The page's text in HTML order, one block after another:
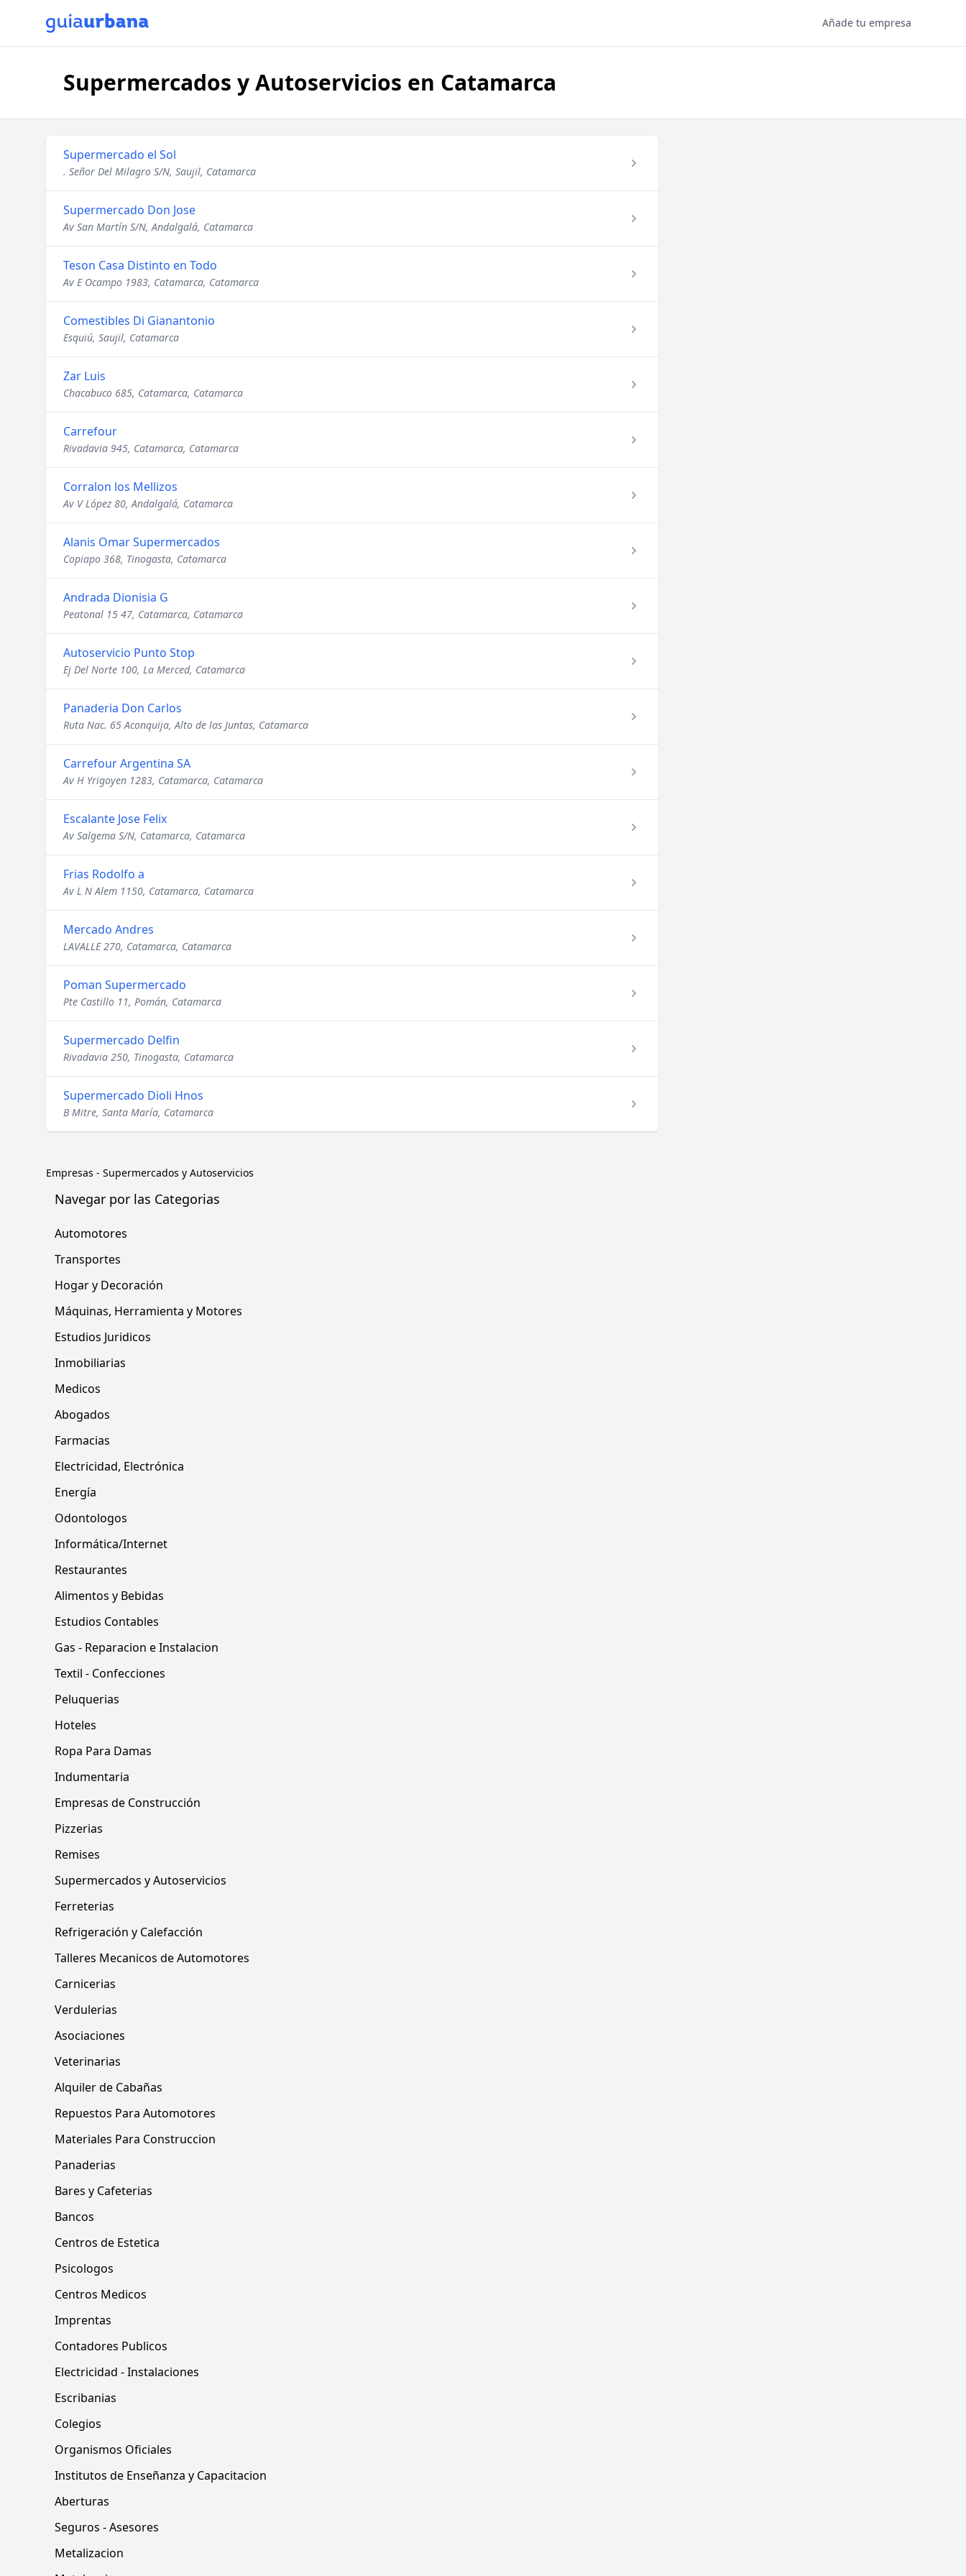
Añade tu empresa
Supermercados y Autoservicios en Catamarca
Supermercado el Sol
. Señor Del Milagro S/N, Saujil, Catamarca
Supermercado Don Jose
Av San Martín S/N, Andalgalá, Catamarca
Teson Casa Distinto en Todo
Av E Ocampo 1983, Catamarca, Catamarca
Comestibles Di Gianantonio
Esquiú, Saujil, Catamarca
Zar Luis
Chacabuco 685, Catamarca, Catamarca
Carrefour
Rivadavia 945, Catamarca, Catamarca
Corralon los Mellizos
Av V López 80, Andalgalá, Catamarca
Alanis Omar Supermercados
Copiapo 368, Tinogasta, Catamarca
Andrada Dionisia G
Peatonal 15 47, Catamarca, Catamarca
Autoservicio Punto Stop
Ej Del Norte 100, La Merced, Catamarca
Panaderia Don Carlos
Ruta Nac. 65 Aconquija, Alto de las Juntas, Catamarca
Carrefour Argentina SA
Av H Yrigoyen 1283, Catamarca, Catamarca
Escalante Jose Felix
Av Salgema S/N, Catamarca, Catamarca
Frias Rodolfo a
Av L N Alem 1150, Catamarca, Catamarca
Mercado Andres
LAVALLE 270, Catamarca, Catamarca
Poman Supermercado
Pte Castillo 11, Pomán, Catamarca
Supermercado Delfin
Rivadavia 250, Tinogasta, Catamarca
Supermercado Dioli Hnos
B Mitre, Santa María, Catamarca
Empresas - Supermercados y Autoservicios
Navegar por las Categorias
Automotores
Transportes
Hogar y Decoración
Máquinas, Herramienta y Motores
Estudios Juridicos
Inmobiliarias
Medicos
Abogados
Farmacias
Electricidad, Electrónica
Energía
Odontologos
Informática/Internet
Restaurantes
Alimentos y Bebidas
Estudios Contables
Gas - Reparacion e Instalacion
Textil - Confecciones
Peluquerias
Hoteles
Ropa Para Damas
Indumentaria
Empresas de Construcción
Pizzerias
Remises
Supermercados y Autoservicios
Ferreterias
Refrigeración y Calefacción
Talleres Mecanicos de Automotores
Carnicerias
Verdulerias
Asociaciones
Veterinarias
Alquiler de Cabañas
Repuestos Para Automotores
Materiales Para Construccion
Panaderias
Bares y Cafeterias
Bancos
Centros de Estetica
Psicologos
Centros Medicos
Imprentas
Contadores Publicos
Electricidad - Instalaciones
Escribanias
Colegios
Organismos Oficiales
Institutos de Enseñanza y Capacitacion
Aberturas
Seguros - Asesores
Metalizacion